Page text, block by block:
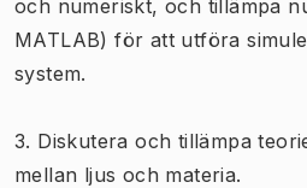
och numeriskt, och tillämpa
MATLAB) för att utföra
system.
3. Diskutera och tillämpa
mellan ljus och materia.